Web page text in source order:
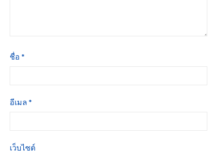
ชื่อ *
อีเมล *
เว็บไซต์